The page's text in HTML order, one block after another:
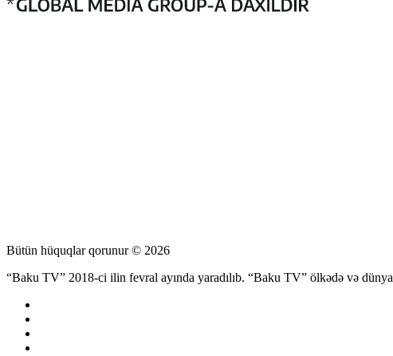
Bütün hüquqlar qorunur © 2026
“Baku TV” 2018-ci ilin fevral ayında yaradılıb. “Baku TV” ölkədə və